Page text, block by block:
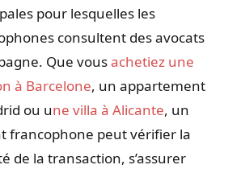
pour lesquelles les
consultent des avocats
Que vousachetiez une
à Barcelone, un appartement
ou une villa à Alicante, un
francophone peut vérifier la
de la transaction, s’assurer